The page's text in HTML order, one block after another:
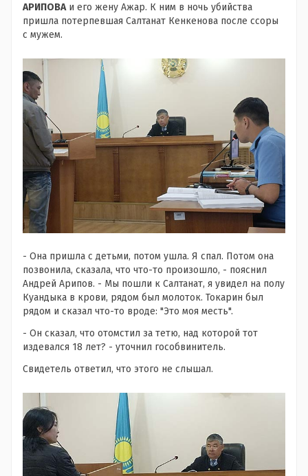
АРИПОВАи его жену Ажар. К ним в ночь убийства
пришла потерпевшая Салтанат Кенкенова после ссоры
с мужем.
- Она пришла с детьми, потом ушла. Я спал. Потом она
позвонила, сказала, что что-то произошло, - пояснил
Андрей Арипов. - Мы пошли к Салтанат, я увидел на полу
Куандыка в крови, рядом был молоток. Токарин был
рядом и сказал что-то вроде: "Это моя месть".
- Он сказал, что отомстил за тетю, над которой тот
издевался 18 лет? - уточнил гособвинитель.
Свидетель ответил, что этого не слышал.